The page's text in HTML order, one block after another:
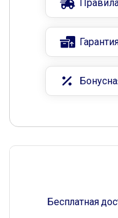
Бесплатная